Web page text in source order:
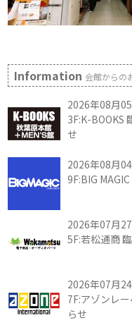
Information会館からの
2026年08月05
3F:K-BOOKS
せ
2026年08月04
9F:BIG
2026年07月27
5F:若松通商
2026年07月24
7F:アゾンレ
らせ